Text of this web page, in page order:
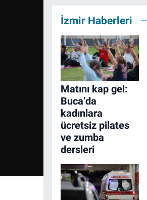
İzmir Haberleri
Matını kap gel:
Buca’da
kadınlara
ücretsiz pilates
ve zumba
dersleri